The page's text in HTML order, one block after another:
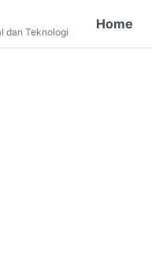
dan Teknologi
Home